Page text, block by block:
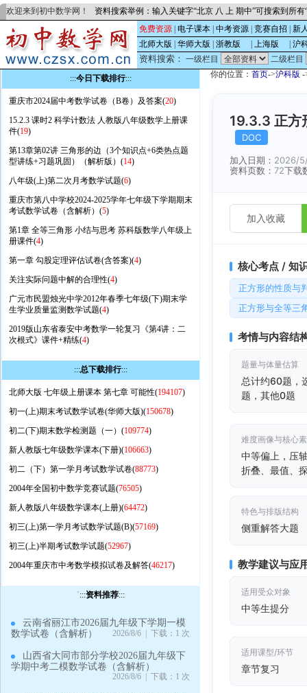
欢迎来到初中数学网！ 资料搜索举例：输入关键字“北京 八 上 期中”可搜索到所
免费资源 电子课本 中考资源 竞赛自招
新
北师大版
华师大版 浙教版 上海版 沪
资料搜索： 一级栏目
二级栏目
:::今日下载排行:::
重庆市2024届中考数学试卷（B卷）及答案(20)
15.2.3 课时2 科学计数法 人教版八年级数学上册课
件(19)
第13章第02讲 三角形的边（3个知识点+6类热点题
型讲练+习题巩固）（解析版）(14)
八年级(上)第二次月考数学试题(6)
重庆市第八中学校2024-2025学年七年级下学期期末
考试数学试卷（含解析）(5)
第1章 全等三角形 小结与思考 苏科版数学八年级上
册课件(4)
第一章 勾股定理评估试卷(含答案)(4)
关注实际问题中解的合理性(4)
广元市民盟烛光中学2012年春季七年级(下)期末学
生学业质量监测数学试题(4)
2019版山东省泰安中考数学一轮复习《第4讲：二
次根式》课件+精练(4)
:::总下载排行:::
北师大版 七年级上册课本 第七章 可能性(194107)
初一(上)期末考试数学试卷(华师大版)(150678)
初二(下)期末数学检测题（一）(109774)
新人教版七年级数学课本(下册)(106663)
初二（下）第一学月考试数学试卷(88773)
2004年全国初中数学竞赛试题(76505)
新人教版八年级数学课本(上册)(64472)
初三(上)第一学月考试数学试题(B)(57169)
初三(上)半期考试数学试题(52967)
2004年重庆市中考数学模拟试卷及解答(46217)
`:::资料推荐:::
云南省丽江市2026届九年级下学期一模
数学试卷（含解析）
2026/8/6 | 下载：1 次
山西省大同市部分学校2026届九年级下
学期中考二模数学试卷（含解析）
2026/8/6 | 下载：1 次
你的位置： 首页->沪科版 -
19.3.3 正方
DOC
加入日期： 2026/
资料页数： 72下载
加入收藏
核心考点 / 知
正方形的性质与
正方形与全等三
考情与内容结
题量与体量估算
总计约60题，
题，其他0题
难度画像与核心
中等偏上，压
折叠、最值、
特色与排版结构
侧重解答大题
教学建议与应
适用受众对象
中等生提分
适用课型/环节
章节复习